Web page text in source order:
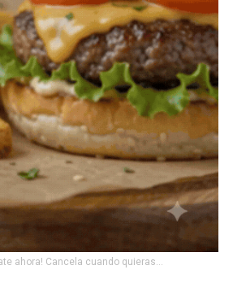
ahora! Cancela cuando quieras...